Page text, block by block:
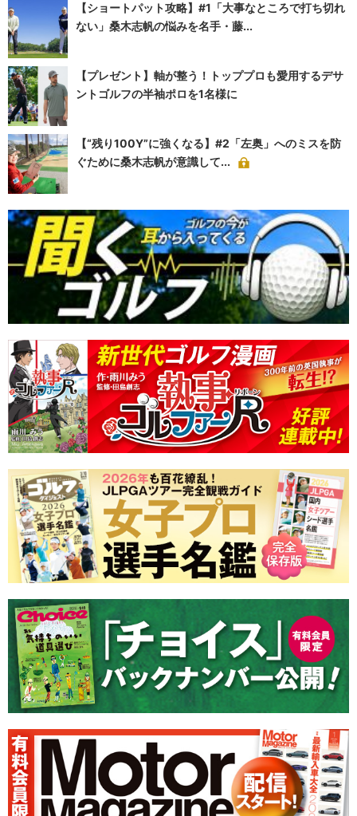
【ショートパット攻略】#1「大事なところで打ち切れ
ない」桑木志帆の悩みを名手・藤...
【プレゼント】軸が整う！トッププロも愛用するデサ
ントゴルフの半袖ポロを1名様に
【“残り100Y”に強くなる】#2「左奥」へのミスを防
ぐために桑木志帆が意識して...